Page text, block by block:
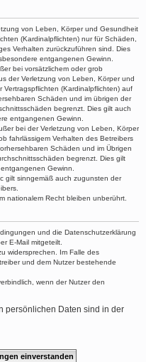
von Leben, Körper und Gesundheit
(Kardinalpflichten) nur für Schäden,
Verhalten zurückzuführen sind. Dies
entgangenen Gewinn.
bei vorsätzlichem oder grob
der Verletzung von Leben, Körper und
(Kardinalpflichten) auf
Schäden und im übrigen der
begrenzt. Dies gilt auch
entgangenen Gewinn.
bei der Verletzung von Leben, Körper
fahrlässigem Verhalten des Betreibers
Schäden und im Übrigen
begrenzt. Dies gilt
Gewinn.
gilt sinngemäß auch zugunsten der
nationalem Recht bleiben unberührt.
und die Datenschutzerklärung
E-Mail mitgeteilt.
widersprechen. Im Falle des
und dem Nutzer bestehende
wenn der Nutzer den
persönlichen Daten sind in der